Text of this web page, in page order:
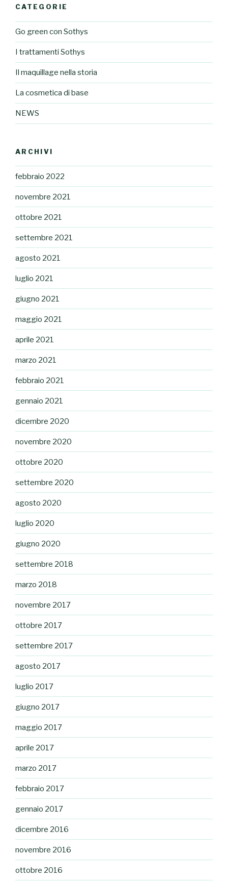
CATEGORIE
Go green con Sothys
I trattamenti Sothys
Il maquillage nella storia
La cosmetica di base
NEWS
ARCHIVI
febbraio 2022
novembre 2021
ottobre 2021
settembre 2021
agosto 2021
luglio 2021
giugno 2021
maggio 2021
aprile 2021
marzo 2021
febbraio 2021
gennaio 2021
dicembre 2020
novembre 2020
ottobre 2020
settembre 2020
agosto 2020
luglio 2020
giugno 2020
settembre 2018
marzo 2018
novembre 2017
ottobre 2017
settembre 2017
agosto 2017
luglio 2017
giugno 2017
maggio 2017
aprile 2017
marzo 2017
febbraio 2017
gennaio 2017
dicembre 2016
novembre 2016
ottobre 2016